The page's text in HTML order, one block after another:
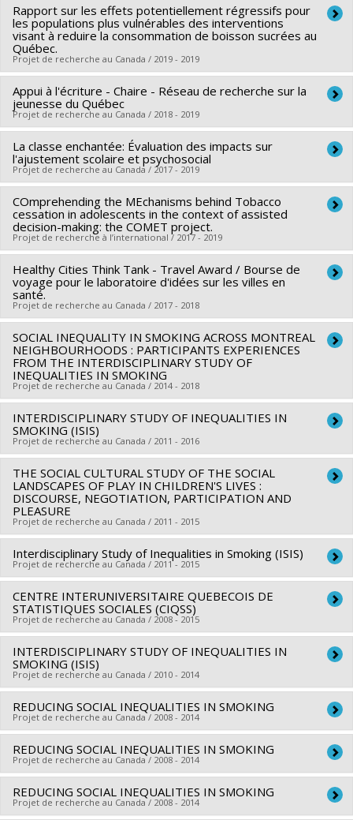
Programmes de subvention :PVXXXXXX-Subventions pour
réunion, planification et dissémination
Chercheur principal : Véronique Dupéré
Co-chercheurs : Alain Lesage,Isabelle Archambault,
Katherine Frohlich
Sources de financement :IRSC/Instituts de recherche en
santé du Canada
Programmes de subvention :PVXXXXXX-Subventions pour
réunion, planification et dissémination
Rapport sur les effets potentiellement régressifs pour
les populations plus vulnérables des interventions
visant à reduire la consommation de boisson sucrées au
Québec.
Projet de recherche au Canada / 2019 - 2019
Chercheur principal : Katherine Frohlich
Sources de financement : INSPQ/Institut national de santé
publique du Québec
Programmes de subvention :
Appui à l'écriture - Chaire - Réseau de recherche sur la
jeunesse du Québec
Projet de recherche au Canada / 2018 - 2019
Chercheur principal : Nancy Beauregard
Co-chercheurs : Katherine Frohlich,Véronique Dupéré
Sarah Fraser
Sources de financement :CRSH/Conseil de recherches en
sciences humaines du Canada
Programmes de subvention : PVXXXXXX-FGR – Subvention
de recherche institutionnelle
La classe enchantée: Évaluation des impacts sur
l'ajustement scolaire et psychosocial
Projet de recherche au Canada / 2017 - 2019
Chercheur principal : Véronique Dupéré
Co-chercheurs : Katherine Frohlich,Anne-Sophie Denault
Sources de financement :CRSH/Conseil de recherches en
sciences humaines du Canada
Programmes de subvention :PVXXXXXX-Subvention
d'engagement partenarial
COmprehending the MEchanisms behind Tobacco
cessation in adolescents in the context of assisted
decision-making: the COMET project.
Projet de recherche à l’international / 2017 - 2019
Co-chercheurs : Katherine Frohlich ,Yan Kestens
Healthy Cities Think Tank - Travel Award / Bourse de
voyage pour le laboratoire d'idées sur les villes en
santé.
Projet de recherche au Canada / 2017 - 2018
Chercheur principal : Katherine Frohlich
Sources de financement :IRSC/Instituts de recherche en
santé du Canada
Programmes de subvention :
SOCIAL INEQUALITY IN SMOKING ACROSS MONTREAL
NEIGHBOURHOODS : PARTICIPANTS EXPERIENCES
FROM THE INTERDISCIPLINARY STUDY OF
INEQUALITIES IN SMOKING
Projet de recherche au Canada / 2014 - 2018
Chercheur principal : Katherine Frohlich
Co-chercheurs : Louise Potvin ,Yan Kestens
Jeffrey Masuda
Sources de financement :IRSC/Instituts de recherche en
santé du Canada
Programmes de subvention :PVXX5647-(MOP) Subvention
de fonctionnement incluant les subventions de
fonctionnement programmatiques (général)
INTERDISCIPLINARY STUDY OF INEQUALITIES IN
SMOKING (ISIS)
Projet de recherche au Canada / 2011 - 2016
Chercheur principal : Katherine Frohlich
Co-chercheurs : Louise Potvin,Clément Dassa ,Mark Daniel
,Yan Kestens
Bernard,Antoine Rode,Thomas Abel,Bernard-Simon
Leclerc
Sources de financement :IRSC/Instituts de recherche en
santé du Canada
Programmes de subvention :PVXX5647-(MOP) Subvention
de fonctionnement incluant les subventions de
fonctionnement programmatiques (général)
THE SOCIAL CULTURAL STUDY OF THE SOCIAL
LANDSCAPES OF PLAY IN CHILDREN'S LIVES :
DISCOURSE, NEGOTIATION, PARTICIPATION AND
PLEASURE
Projet de recherche au Canada / 2011 - 2015
Chercheur principal : Caroline Fusco
Co-chercheurs : Katherine Frohlich
Sources de financement :CRSH/Conseil de recherches en
sciences humaines du Canada
Programmes de subvention :PVXXXXXX-Subvention
ordinaire de recherche
Interdisciplinary Study of Inequalities in Smoking (ISIS)
Projet de recherche au Canada / 2011 - 2015
Chercheur principal : Katherine Frohlich
Co-chercheurs : Yan Kestens
CENTRE INTERUNIVERSITAIRE QUEBECOIS DE
STATISTIQUES SOCIALES (CIQSS)
Projet de recherche au Canada / 2008 - 2015
Chercheur principal : Danielle Gauvreau
Co-chercheurs : Jean Renaud,Claudine Laurier
Bourbeau,Andrée Demers,Marcel Fournier,Lise Gauvin,
Alain Lesage,Louise Nadeau,Richard Ernest Tremblay
Linda S. Pagani,Claire Durand,Mona-Josée Gagnon,Lise
Goulet,Thomas LeGrand,Marielle Ledoux,Jacques Légaré
,Alain Marchand,Louise Séguin,Mireille Cyr,Pierre Durand
,Deborah Feldman ,Olivier Receveur,Stéphane Renaud
Michèle Rivard, Maria Victoria Zunzunegui
INTERDISCIPLINARY STUDY OF INEQUALITIES IN
SMOKING (ISIS)
Projet de recherche au Canada / 2010 - 2014
Chercheur principal : Katherine Frohlich
REDUCING SOCIAL INEQUALITIES IN SMOKING
Projet de recherche au Canada / 2008 - 2014
Chercheur principal : Katherine Frohlich
REDUCING SOCIAL INEQUALITIES IN SMOKING
Projet de recherche au Canada / 2008 - 2014
Chercheur principal : Katherine Frohlich
Sources de financement :IRSC/Instituts de recherche en
REDUCING SOCIAL INEQUALITIES IN SMOKING
Projet de recherche au Canada / 2008 - 2014